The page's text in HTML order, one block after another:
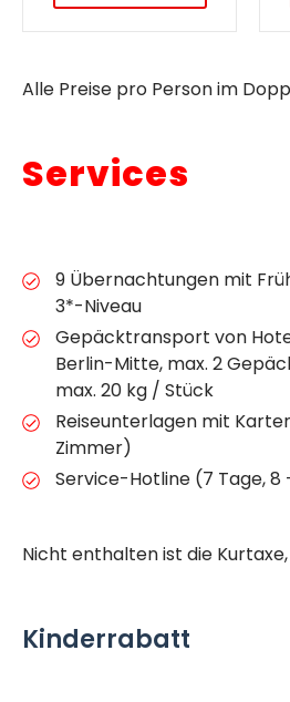
Alle Preise pro Person im
Services
9 Übernachtungen mit
3*-Niveau
Gepäcktransport von
Berlin-Mitte, max. 2
max. 20 kg / Stück
Reiseunterlagen mit
Zimmer)
Service-Hotline (7 Tage, 8
Nicht enthalten ist die
Kinderrabatt